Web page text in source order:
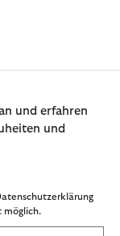
und erfahren
und
möglich.